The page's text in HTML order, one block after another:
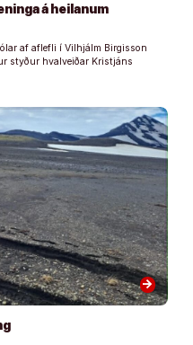
á heilanum
af aflefli í Vilhjálm Birgisson
styður hvalveiðar Kristjáns
arrow_forward